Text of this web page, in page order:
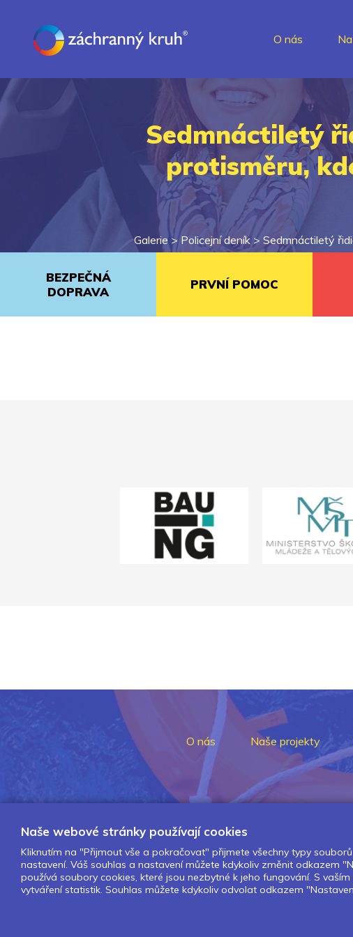
O nás
Sedmnáctiletý
protisměru,
Galerie >Policejní deník > Sedmnáctiletý
BEZPEČNÁ
DOPRAVA
PRVNÍ POMOC
O nás Naše projekty
Naše webové stránky používají cookies
Kliknutím na "Přijmout vše a pokračovat" přijmete všechny typy
nastavení. Váš souhlas a nastavení můžete kdykoliv změnit odkazem
používá soubory cookies, které jsou nezbytné k jeho fungování. S
vytváření statistik. Souhlas můžete kdykoliv odvolat odkazem